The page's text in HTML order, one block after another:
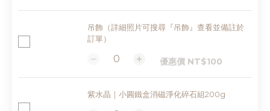
吊飾（詳細照片可搜尋『吊飾』查看並備註於
訂單）
優惠價 NT$100
紫水晶｜小圓鐵盒消磁淨化碎石組200g